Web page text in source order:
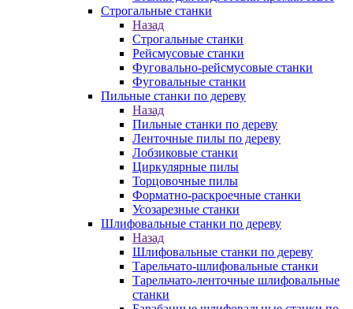
Строгальные станки
Назад
Строгальные станки
Рейсмусовые станки
Фуговально-рейсмусовые станки
Фуговальные станки
Пильные станки по дереву
Назад
Пильные станки по дереву
Ленточные пилы по дереву
Лобзиковые станки
Циркулярные пилы
Торцовочные пилы
Форматно-раскроечные станки
Усозарезные станки
Шлифовальные станки по дереву
Назад
Шлифовальные станки по дереву
Тарельчато-шлифовальные станки
Тарельчато-ленточные шлифовальные
станки